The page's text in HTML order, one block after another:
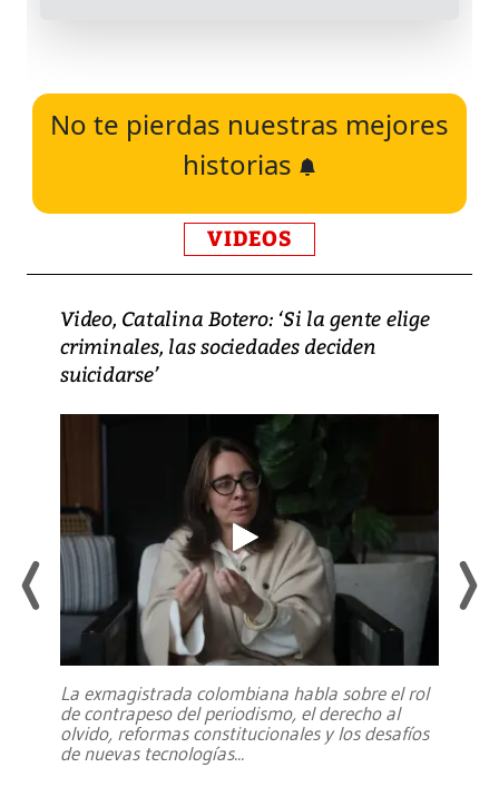
No te pierdas nuestras mejores
historias
VIDEOS
Video, Catalina Botero: ‘Si la gente elige
criminales, las sociedades deciden
suicidarse’
La exmagistrada colombiana habla sobre el rol
de contrapeso del periodismo, el derecho al
olvido, reformas constitucionales y los desafíos
de nuevas tecnologías...